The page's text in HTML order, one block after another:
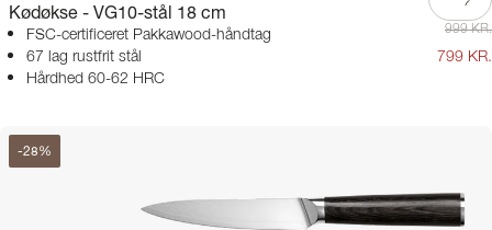
Kødøkse - VG10-stål 18 cm
FSC-certificeret Pakkawood-håndtag
67 lag rustfrit stål
Hårdhed 60-62 HRC
999 KR.
799 KR.
-28%